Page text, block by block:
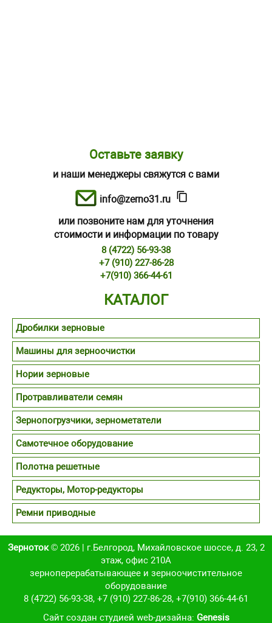
Оставьте заявку
и наши менеджеры свяжутся с вами
info@zerno31.ru
или позвоните нам для уточнения
стоимости и информации по товару
8 (4722) 56-93-38
+7 (910) 227-86-28
+7(910) 366-44-61
КАТАЛОГ
Дробилки зерновые
Машины для зерноочистки
Нории зерновые
Протравливатели семян
Зернопогрузчики, зернометатели
Самотечное оборудование
Полотна решетные
Редукторы, Мотор-редукторы
Ремни приводные
Зерноток© 2026 | г.Белгород, Михайловское шоссе, д. 23, 2
этаж, офис 210А
зерноперерабатывающее и зерноочистительное
оборудование
8 (4722) 56-93-38, +7 (910) 227-86-28, +7(910) 366-44-61
Cайт создан студией web-дизайна: Genesis